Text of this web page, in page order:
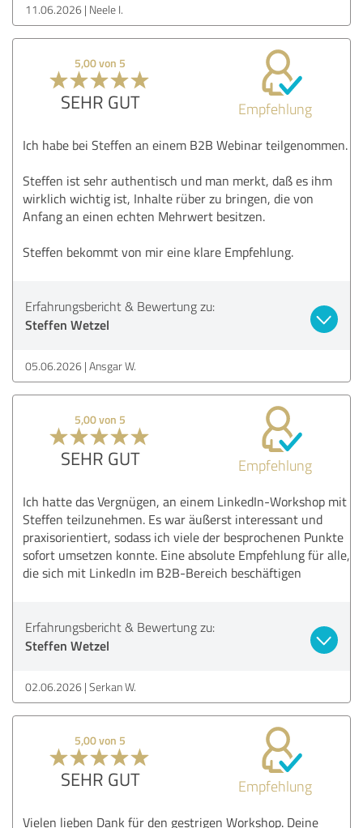
11.06.2026 Neele I.
5,00 von 5
SEHR GUT Empfehlung
Ich habe bei Steffen an einem B2B Webinar teilgenommen.
Steffen ist sehr authentisch und man merkt, daß es ihm
wirklich wichtig ist, Inhalte rüber zu bringen, die von
Anfang an einen echten Mehrwert besitzen.
Steffen bekommt von mir eine klare Empfehlung.
Erfahrungsbericht & Bewertung zu:
Steffen Wetzel
05.06.2026 Ansgar W.
5,00 von 5
SEHR GUT Empfehlung
Ich hatte das Vergnügen, an einem LinkedIn-Workshop mit
Steffen teilzunehmen. Es war äußerst interessant und
praxisorientiert, sodass ich viele der besprochenen Punkte
sofort umsetzen konnte. Eine absolute Empfehlung für alle,
die sich mit LinkedIn im B2B-Bereich beschäftigen
Erfahrungsbericht & Bewertung zu:
Steffen Wetzel
02.06.2026 Serkan W.
5,00 von 5
SEHR GUT Empfehlung
Vielen lieben Dank für den gestrigen Workshop. Deine